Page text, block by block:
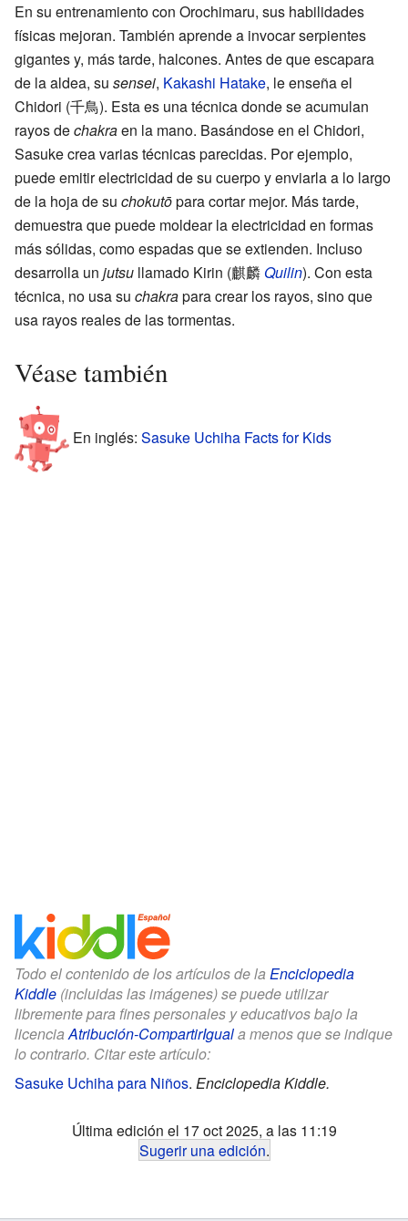
En su entrenamiento con Orochimaru, sus habilidades
físicas mejoran. También aprende a invocar serpientes
gigantes y, más tarde, halcones. Antes de que escapara
de la aldea, su sensei, Kakashi Hatake, le enseña el
Chidori (千鳥). Esta es una técnica donde se acumulan
rayos dechakraen la mano. Basándose en el Chidori,
Sasuke crea varias técnicas parecidas. Por ejemplo,
puede emitir electricidad de su cuerpo y enviarla a lo largo
de la hoja de su chokutōpara cortar mejor. Más tarde,
demuestra que puede moldear la electricidad en formas
más sólidas, como espadas que se extienden. Incluso
desarrolla un jutsu llamado Kirin (麒麟 Quilin). Con esta
técnica, no usa su chakrapara crear los rayos, sino que
usa rayos reales de las tormentas.
Véase también
En inglés: Sasuke Uchiha Facts for Kids
Todo el contenido de los artículos de la Enciclopedia
Kiddle (incluidas las imágenes) se puede utilizar
libremente para fines personales y educativos bajo la
licenciaAtribución-CompartirIguala menos que se indique
lo contrario. Citar este artículo:
Sasuke Uchiha para Niños. Enciclopedia Kiddle.
Última edición el 17 oct 2025, a las 11:19
Sugerir una edición.